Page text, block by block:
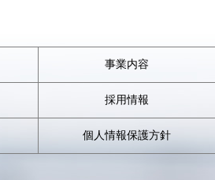
事業内容
採用情報
個人情報保護方針